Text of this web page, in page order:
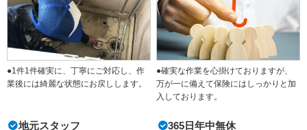
●1件1件確実に、丁寧にご対応し、作
業後には綺麗な状態にお戻しします。
●確実な作業を心掛けておりますが、
万が一に備えて保険にはしっかりと加
入しております。
地元スタッフ 365日年中無休